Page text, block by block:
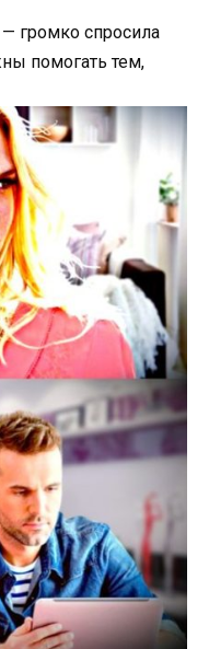
громко спросила
помогать тем,